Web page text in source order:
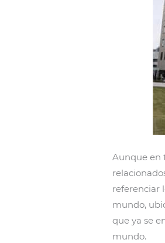
Aunque en
referenciar
mundo,
que ya se
mundo.